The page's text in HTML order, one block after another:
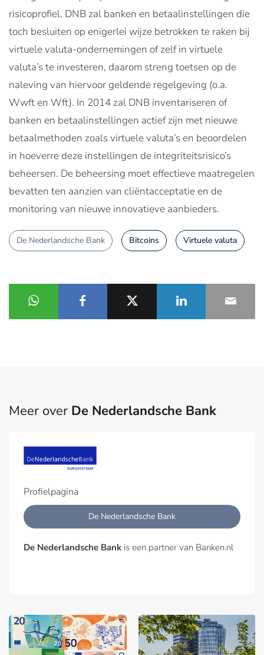
risicoprofiel. DNB zal banken en betaalinstellingen die
toch besluiten op enigerlei wijze betrokken te raken bij
virtuele valuta-ondernemingen of zelf in virtuele
valuta’s te investeren, daarom streng toetsen op de
naleving van hiervoor geldende regelgeving (o.a.
Wwft en Wft). In 2014 zal DNB inventariseren of
banken en betaalinstellingen actief zijn met nieuwe
betaalmethoden zoals virtuele valuta’s en beoordelen
in hoeverre deze instellingen de integriteitsrisico’s
beheersen. De beheersing moet effectieve maatregelen
bevatten ten aanzien van cliëntacceptatie en de
monitoring van nieuwe innovatieve aanbieders.
De Nederlandsche Bank Bitcoins Virtuele valuta
Meer over De Nederlandsche Bank
Profielpagina
De Nederlandsche Bank
De Nederlandsche Bank is een partner van Banken.nl